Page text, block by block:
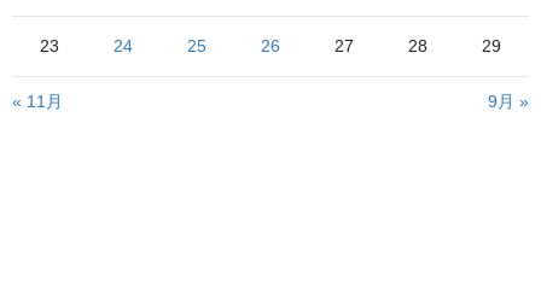
いいな
ようという魂胆で撮った次第です
動機は素晴らしいですが
青森ベイブリッジの上が切
23 24 25 26 27 28 29
« 11月 9月 »